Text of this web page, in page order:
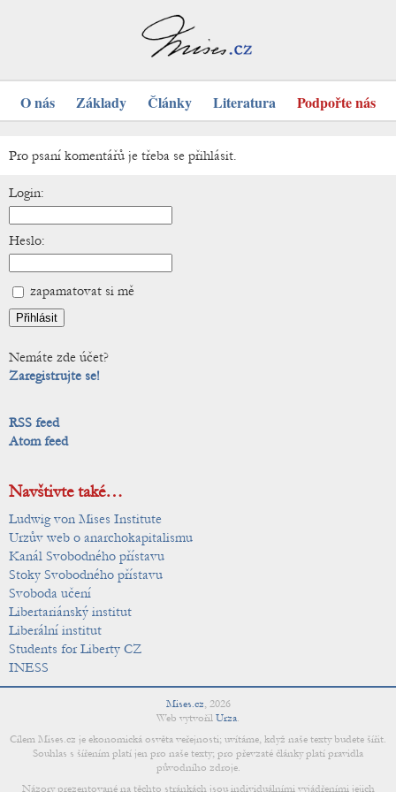
O nás Základy Články Literatura Podpořte nás
Pro psaní komentářů je třeba se přihlásit.
Login:
Heslo:
zapamatovat si mě
Nemáte zde účet?
Zaregistrujte se!
RSS feed
Atom feed
Navštivte také…
Ludwig von Mises Institute
Urzův web o anarchokapitalismu
Kanál Svobodného přístavu
Stoky Svobodného přístavu
Svoboda učení
Libertariánský institut
Liberální institut
Students for Liberty CZ
INESS
Mises.cz, 2026
Web vytvořil Urza.
Cílem Mises.cz je ekonomická osvěta veřejnosti; uvítáme, když naše texty budete šířit.
Souhlas s šířením platí jen pro naše texty; pro převzaté články platí pravidla
původního zdroje.
Názory prezentované na těchto stránkách jsou individuálními vyjádřeními jejich